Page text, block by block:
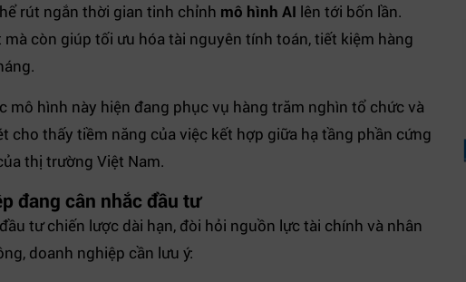
rút ngắn thời gian tinh chỉnh mô hình AI lên tới bốn lần.
còn giúp tối ưu hóa tài nguyên tính toán, tiết kiệm hàng
mô hình này hiện đang phục vụ hàng trăm nghìn tổ chức và
cho thấy tiềm năng của việc kết hợp giữa hạ tầng phần cứng
thị trường Việt Nam.
đang cân nhắc đầu tư
tư chiến lược dài hạn, đòi hỏi nguồn lực tài chính và nhân
doanh nghiệp cần lưu ý: